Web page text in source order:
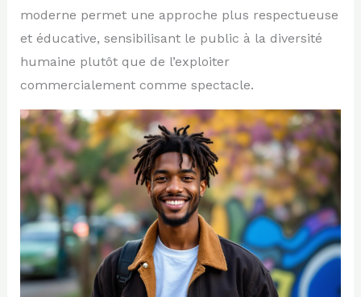
moderne permet une approche plus respectueuse
et éducative, sensibilisant le public à la diversité
humaine plutôt que de l’exploiter
commercialement comme spectacle.